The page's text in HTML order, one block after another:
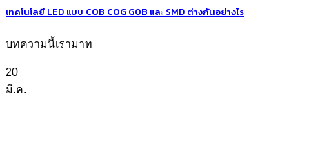
เทคโนโลยี LED แบบ COB COG GOB และ SMD ต่างกันอย่างไร
บทความนี้เรามาท
20
มี.ค.